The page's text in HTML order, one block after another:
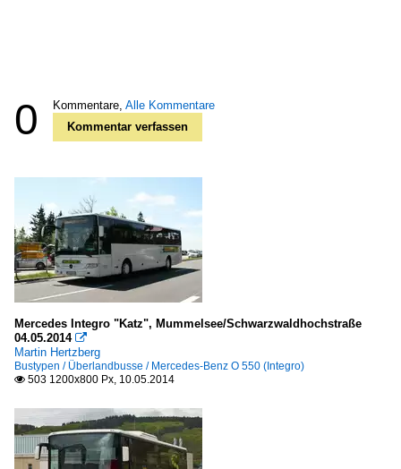
0 Kommentare, Alle Kommentare
Kommentar verfassen
Mercedes Integro "Katz", Mummelsee/Schwarzwaldhochstraße
04.05.2014 
Martin Hertzberg
Bustypen / Überlandbusse / Mercedes-Benz O 550 (Integro)
 503 1200x800 Px, 10.05.2014